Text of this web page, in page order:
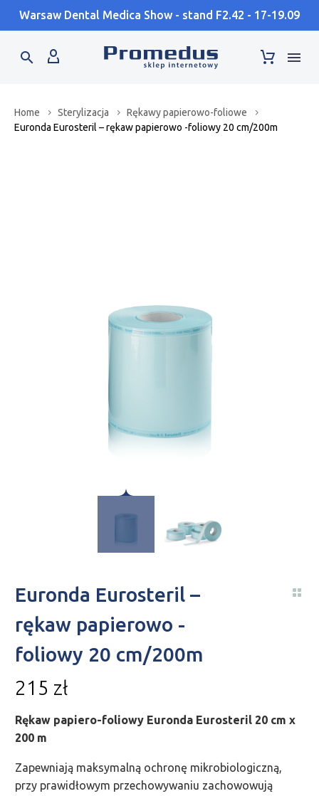
Warsaw Dental Medica Show - stand F2.42 - 17-19.09
Home Sterylizacja
Rękawy papierowo-foliowe
Euronda Eurosteril – rękaw papierowo -foliowy 20 cm/200m
Euronda Eurosteril –
rękaw papierowo -
foliowy 20 cm/200m
215 zł
Rękaw papiero-foliowy Euronda Eurosteril 20 cm x
200 m
Zapewniają maksymalną ochronę mikrobiologiczną,
przy prawidłowym przechowywaniu zachowowują